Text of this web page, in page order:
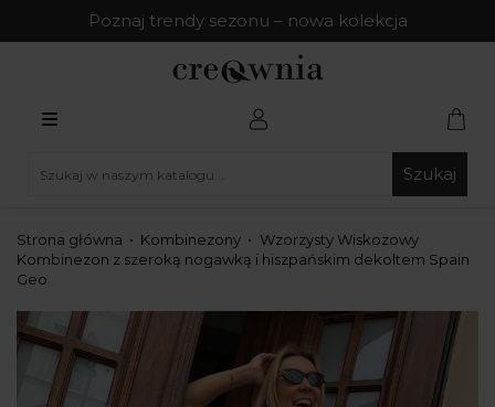
Poznaj trendy sezonu – nowa kolekcja
Szukaj
Strona główna Kombinezony
Wzorzysty Wiskozowy
Kombinezon z szeroką nogawką i hiszpańskim dekoltem Spain
Geo